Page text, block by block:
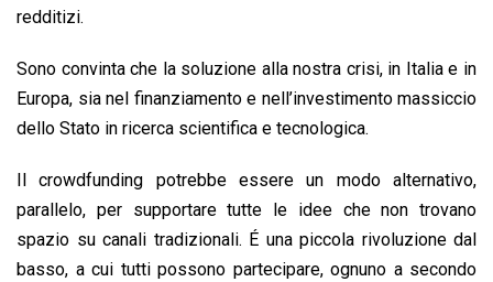
redditizi.
Sono convinta che la soluzione alla nostra crisi, in Italia e in
Europa, sia nel finanziamento e nell’investimento massiccio
dello Stato in ricerca scientifica e tecnologica.
Il crowdfunding potrebbe essere un modo alternativo,
parallelo, per supportare tutte le idee che non trovano
spazio su canali tradizionali. É una piccola rivoluzione dal
basso, a cui tutti possono partecipare, ognuno a secondo